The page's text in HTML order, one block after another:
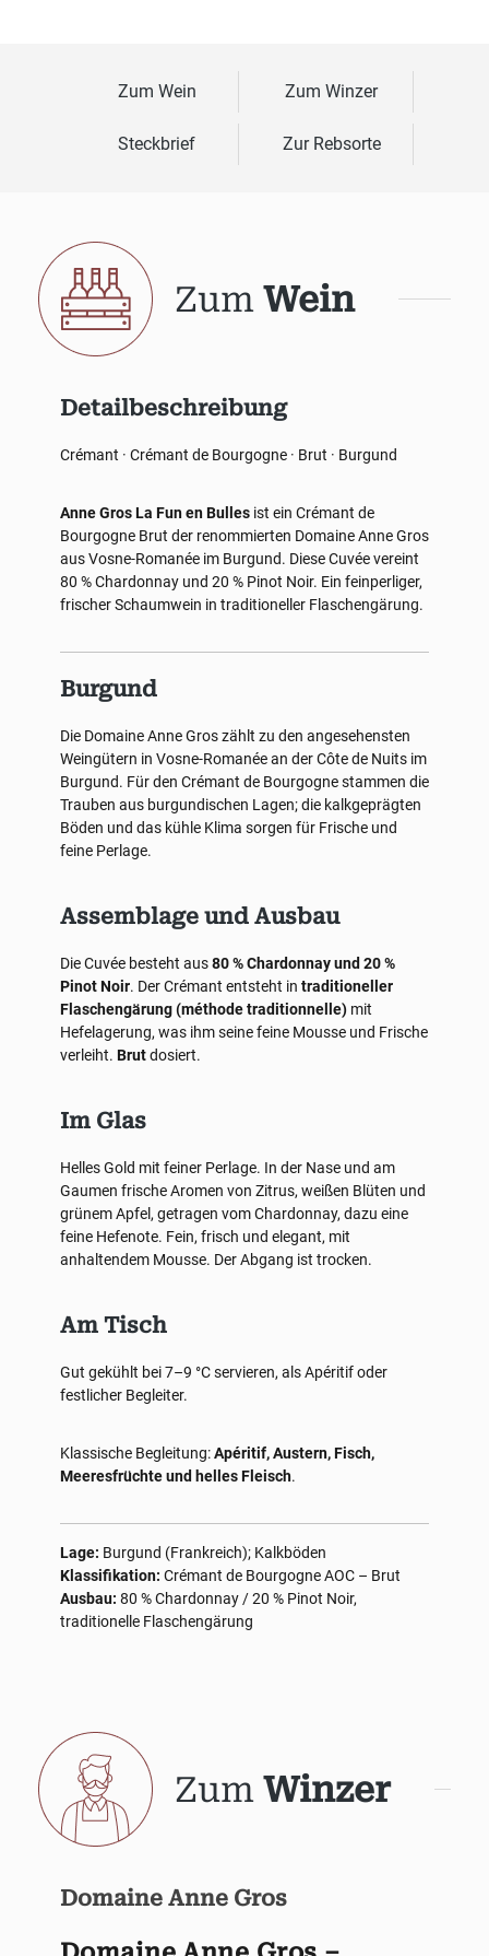
Zum Wein Zum Winzer
Steckbrief Zur Rebsorte
Zum Wein
Detailbeschreibung
Crémant · Crémant de Bourgogne · Brut · Burgund
Anne Gros La Fun en Bulles ist ein Crémant de
Bourgogne Brut der renommierten Domaine Anne Gros
aus Vosne-Romanée im Burgund. Diese Cuvée vereint
80 % Chardonnay und 20 % Pinot Noir. Ein feinperliger,
frischer Schaumwein in traditioneller Flaschengärung.
Burgund
Die Domaine Anne Gros zählt zu den angesehensten
Weingütern in Vosne-Romanée an der Côte de Nuits im
Burgund. Für den Crémant de Bourgogne stammen die
Trauben aus burgundischen Lagen; die kalkgeprägten
Böden und das kühle Klima sorgen für Frische und
feine Perlage.
Assemblage und Ausbau
Die Cuvée besteht aus80 % Chardonnay und 20 %
Pinot Noir. Der Crémant entsteht in traditioneller
Flaschengärung (méthode traditionnelle) mit
Hefelagerung, was ihm seine feine Mousse und Frische
verleiht. Brutdosiert.
Im Glas
Helles Gold mit feiner Perlage. In der Nase und am
Gaumen frische Aromen von Zitrus, weißen Blüten und
grünem Apfel, getragen vom Chardonnay, dazu eine
feine Hefenote. Fein, frisch und elegant, mit
anhaltendem Mousse. Der Abgang ist trocken.
Am Tisch
Gut gekühlt bei 7–9 °C servieren, als Apéritif oder
festlicher Begleiter.
Klassische Begleitung:Apéritif, Austern, Fisch,
Meeresfrüchte und helles Fleisch.
Lage: Burgund (Frankreich); Kalkböden
Klassifikation: Crémant de Bourgogne AOC – Brut
Ausbau: 80 % Chardonnay / 20 % Pinot Noir,
traditionelle Flaschengärung
Zum Winzer
Domaine Anne Gros